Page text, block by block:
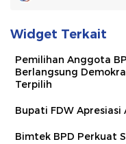
Widget Terkait
Pemilihan Anggota
Berlangsung
Terpilih
Bupati FDW Apresiasi
Bimtek BPD Perkuat